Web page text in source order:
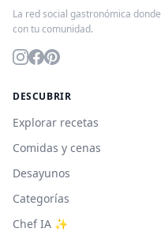
La red social gastronómica
con tu comunidad.
DESCUBRIR
Explorar recetas
Comidas y cenas
Desayunos
Categorías
Chef IA ✨